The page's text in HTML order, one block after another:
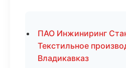
ПАО Инжиниринг
Текстильное
Владикавказ